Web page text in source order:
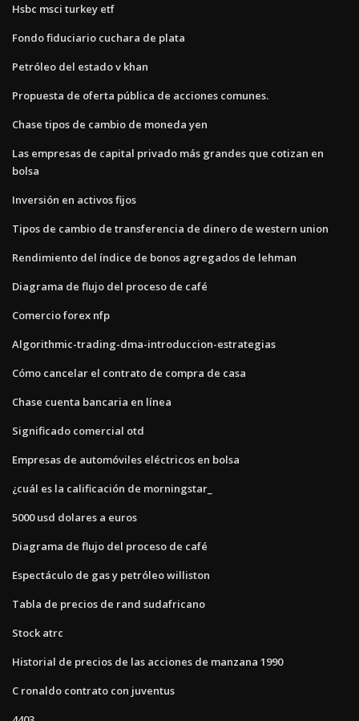
Hsbc msci turkey etf
Fondo fiduciario cuchara de plata
Petróleo del estado v khan
Propuesta de oferta pública de acciones comunes.
Chase tipos de cambio de moneda yen
Las empresas de capital privado más grandes que cotizan en
bolsa
Inversión en activos fijos
Tipos de cambio de transferencia de dinero de western union
Rendimiento del índice de bonos agregados de lehman
Diagrama de flujo del proceso de café
Comercio forex nfp
Algorithmic-trading-dma-introduccion-estrategias
Cómo cancelar el contrato de compra de casa
Chase cuenta bancaria en línea
Significado comercial otd
Empresas de automóviles eléctricos en bolsa
¿cuál es la calificación de morningstar_
5000 usd dolares a euros
Diagrama de flujo del proceso de café
Espectáculo de gas y petróleo williston
Tabla de precios de rand sudafricano
Stock atrc
Historial de precios de las acciones de manzana 1990
C ronaldo contrato con juventus